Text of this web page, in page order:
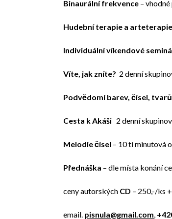
Binaurální frekvence –
Hudební terapie a arteterapie
Individuální víkendové
Víte, jak zníte? 2 denní
Podvědomí barev, čísel, tvarů
Cesta k Akáši 2 denní
Melodie čísel – 10 ti minutová
Přednáška – dle místa konání
ceny autorských CD – 250,-/ks
email. pisnula@gmail.com,